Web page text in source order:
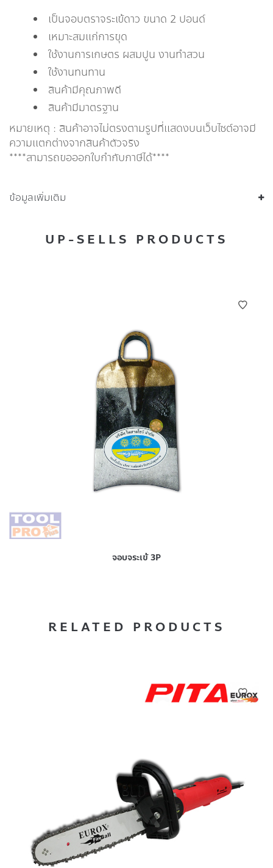
เป็นจอบตราจระเข้ดาว ขนาด 2 ปอนด์
เหมาะสมแก่การขุด
ใช้งานการเกษตร ผสมปูน งานทำสวน
ใช้งานทนทาน
สินค้ามีคุณภาพดี
สินค้ามีมาตรฐาน
หมายเหตุ : สินค้าอาจไม่ตรงตามรูปที่แสดงบนเว็บไซต์อาจมี
ความแตกต่างจากสินค้าตัวจริง
****สามารถขอออกใบกำกับภาษีได้****
ข้อมูลเพิ่มเติม
UP-SELLS PRODUCTS
จอบจระเข้ 3P
RELATED PRODUCTS